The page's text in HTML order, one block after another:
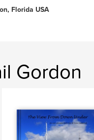
Florida USA
Gordon